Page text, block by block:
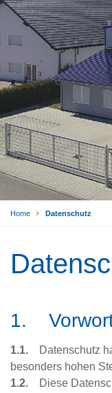
Home Datenschutz
1.
1.1.
Datenschutz
besonders hohen
1.2. Diese